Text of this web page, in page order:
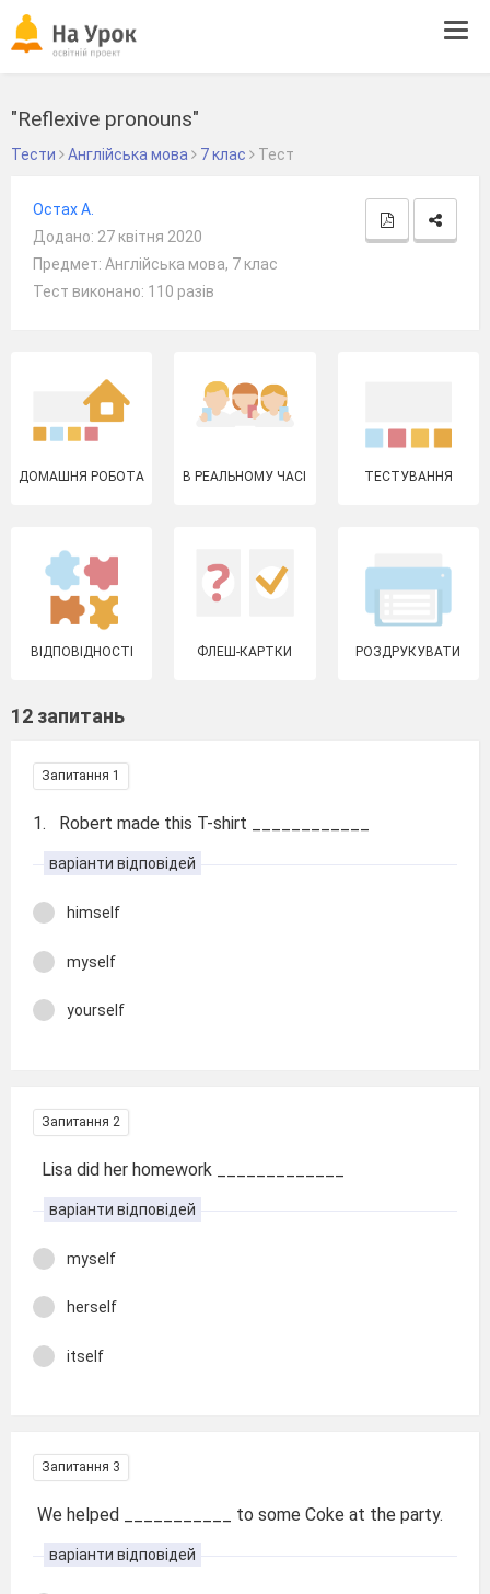
"Reflexive pronouns"
Тести Англійська мова 7 клас Тест
Остах А.
Додано: 27 квітня 2020
Предмет: Англійська мова, 7 клас
Тест виконано: 110 разів
ДОМАШНЯ РОБОТА В РЕАЛЬНОМУ ЧАСІ ТЕСТУВАННЯ
ВІДПОВІДНОСТІ ФЛЕШ-КАРТКИ РОЗДРУКУВАТИ
12 запитань
Запитання 1
1. Robert made this T-shirt ____________
варіанти відповідей
himself
myself
yourself
Запитання 2
Lisa did her homework _____________
варіанти відповідей
myself
herself
itself
Запитання 3
We helped ___________ to some Coke at the party.
варіанти відповідей